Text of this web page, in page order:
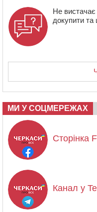
Не вистачає
докупити та
МИ У СОЦМЕРЕЖАХ
Сторінка
Канал у